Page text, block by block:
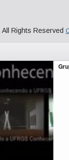
Rights Reserved